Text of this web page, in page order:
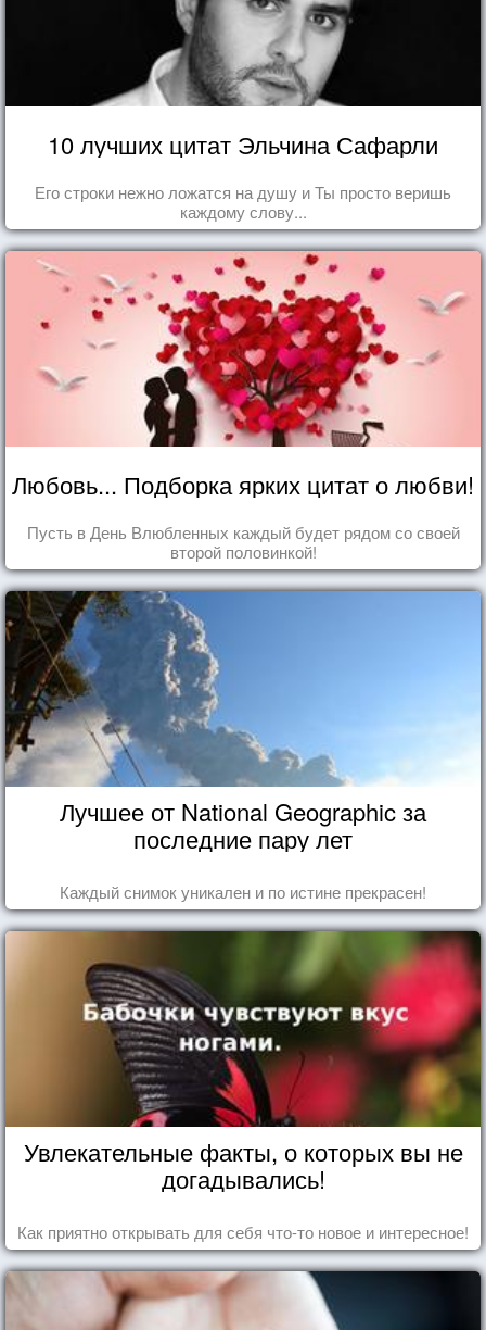
10 лучших цитат Эльчина Сафарли
Его строки нежно ложатся на душу и Ты просто веришь
каждому слову...
Любовь... Подборка ярких цитат о любви!
Пусть в День Влюбленных каждый будет рядом со своей
второй половинкой!
Лучшее от National Geographic за
последние пару лет
Каждый снимок уникален и по истине прекрасен!
Увлекательные факты, о которых вы не
догадывались!
Как приятно открывать для себя что-то новое и интересное!